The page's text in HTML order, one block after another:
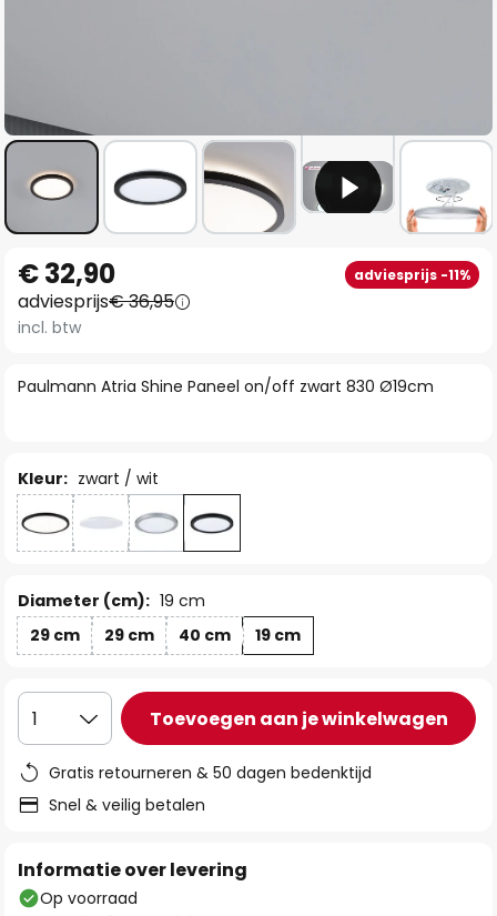
naar
het
begin
de
Paulmann Atria Shine Paneel on/off zwart 830 Ø19cm
€ 32,90 adviesprijs -11%
adviesprijs€ 36,95
incl. btw
Kleur: zwart / wit
Diameter (cm): 19 cm
29 cm
29 cm 40 cm 19 cm
1 Toevoegen aan je winkelwagen
Gratis retourneren & 50 dagen bedenktijd
Snel & veilig betalen
Informatie over levering
Op voorraad